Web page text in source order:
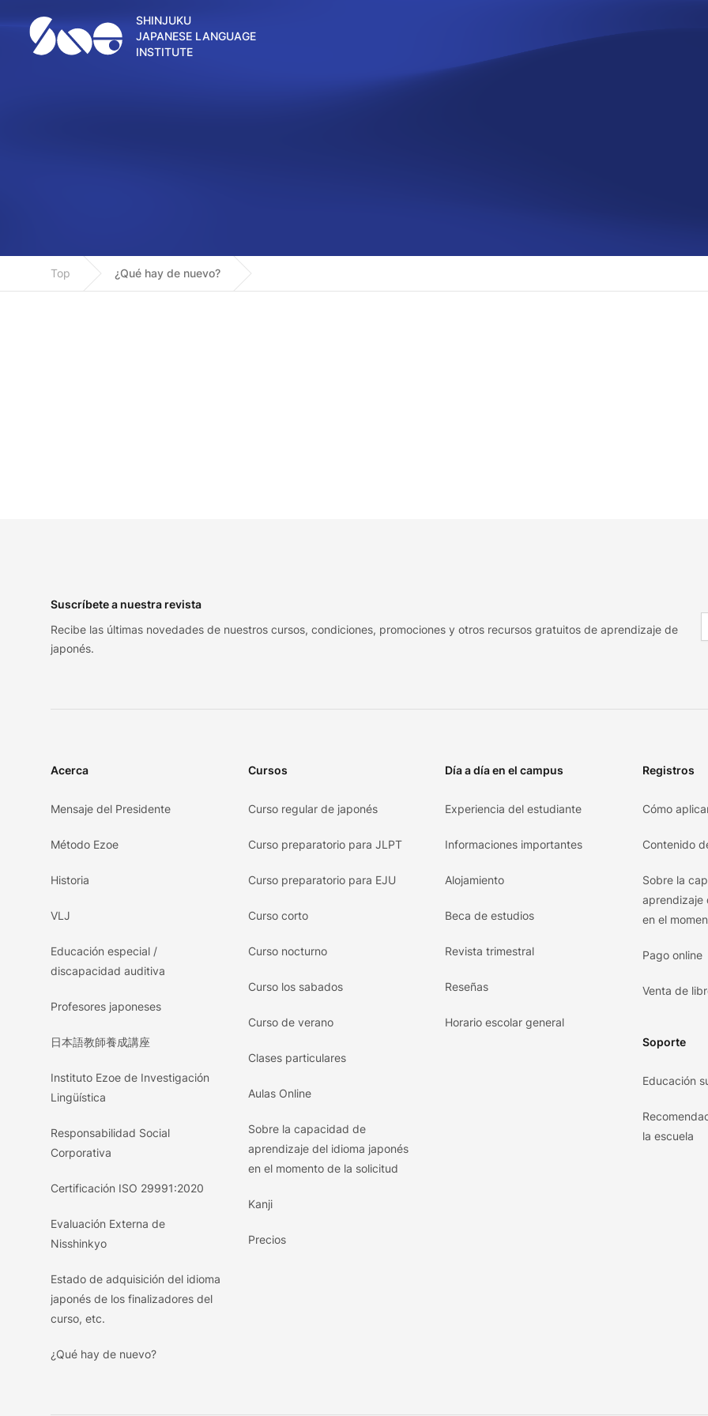
SHINJUKU
JAPANESE LANGUAGE
INSTITUTE
Top ¿Qué hay de nuevo?
Suscríbete a nuestra revista
Recibe las últimas novedades de nuestros cursos, condiciones, promociones y otros recursos gratuitos de aprendizaje de
japonés.
Acerca
Mensaje del Presidente
Método Ezoe
Historia
VLJ
Educación especial /
discapacidad auditiva
Profesores japoneses
日本語教師養成講座
Instituto Ezoe de Investigación
Lingüística
Responsabilidad Social
Corporativa
Certificación ISO 29991:2020
Evaluación Externa de
Nisshinkyo
Estado de adquisición del idioma
japonés de los finalizadores del
curso, etc.
¿Qué hay de nuevo?
Cursos
Curso regular de japonés
Curso preparatorio para JLPT
Curso preparatorio para EJU
Curso corto
Curso nocturno
Curso los sabados
Curso de verano
Clases particulares
Aulas Online
Sobre la capacidad de
aprendizaje del idioma japonés
en el momento de la solicitud
Kanji
Precios
Día a día en el campus
Experiencia del estudiante
Informaciones importantes
Alojamiento
Beca de estudios
Revista trimestral
Reseñas
Horario escolar general
Registros
Cómo
Contenido
Sobre la
aprendizaje
en el
Pago online
Venta de
Soporte
Educación
la escuela